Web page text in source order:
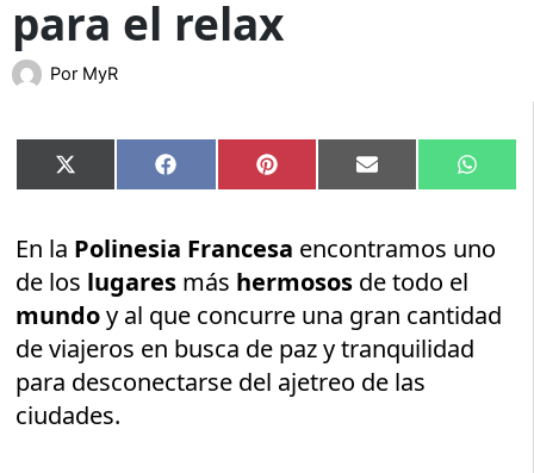
para el relax
Por MyR
Compartir
en
X
(Twitter)
Compartir
en
Facebook Compartir
en
Pinterest Compartir
en
Email
en
En la Polinesia Francesa encontramos uno
de los lugares más hermosos de todo el
mundoy al que concurre una gran cantidad
de viajeros en busca de paz y tranquilidad
para desconectarse del ajetreo de las
ciudades.